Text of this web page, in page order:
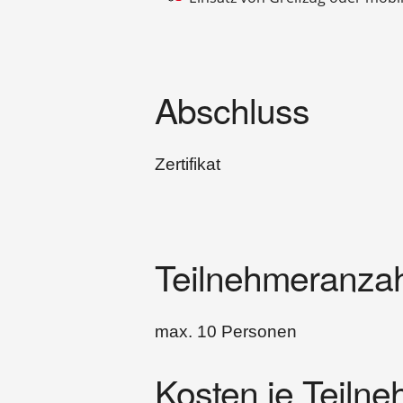
Abschluss
Zertifikat
max. 10 Personen
Kosten je